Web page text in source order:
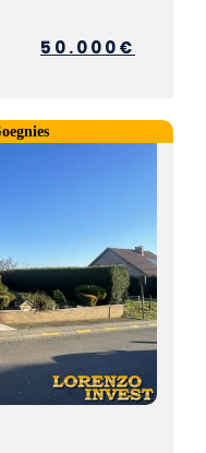
50.000€